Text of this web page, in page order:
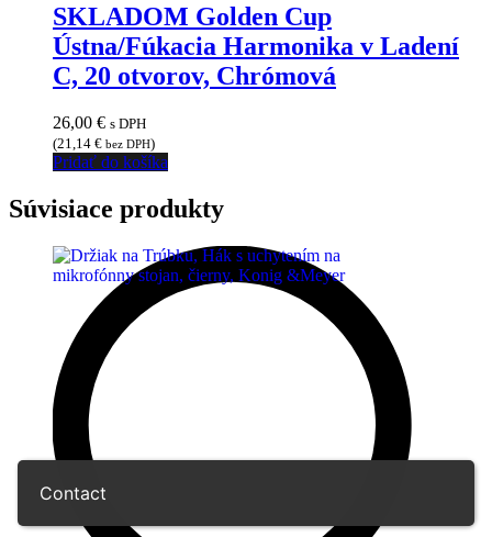
SKLADOM Golden Cup
Ústna/Fúkacia Harmonika v Ladení
C, 20 otvorov, Chrómová
26,00 € s DPH
(21,14 € bez DPH)
Pridať do košíka
Súvisiace produkty
Contact